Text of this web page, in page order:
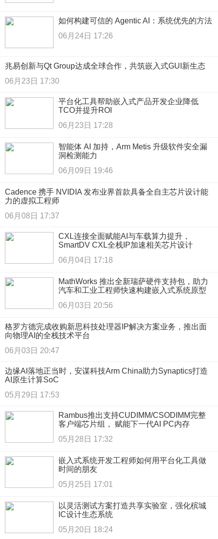
如何构建可信的 Agentic AI：系统优先的方法
06月24日 17:26
兆易创新与Qt Group达成全球合作，共筑嵌入式GUI新生态
06月23日 17:30
平台化工具帮助嵌入式产品开发企业降低
TCO并提升ROI
06月23日 17:28
智能体 AI 加持，Arm Metis 升级软件安全漏
洞检测能力
06月09日 19:46
Cadence 携手 NVIDIA 发布业界首款具备全自主芯片设计能
力的虚拟工程师
06月08日 17:37
CXL连接全面赋能AI与车载算力提升，
SmartDV CXL全栈IP加速相关芯片设计
06月04日 17:18
MathWorks 推出全新瑞萨硬件支持包，助力
汽车和工业工程师快速构建嵌入式系统原型
06月03日 20:56
格罗方德完成收购新思科技处理器IP解决方案业务，推出面
向物理AI的全栈技术平台
06月03日 20:47
边缘AI落地正当时，安谋科技Arm China助力Synaptics打造
AI原生计算SoC
05月29日 17:53
Rambus推出支持CUDIMM/CSODIMM完整
客户端芯片组， 赋能下一代AI PC内存
05月28日 17:32
嵌入式系统开发工程师如何用平台化工具做
时间的朋友
05月25日 17:01
以灵活测试方案打造共享实验室，强化槟城
IC设计生态系统
05月20日 18:24